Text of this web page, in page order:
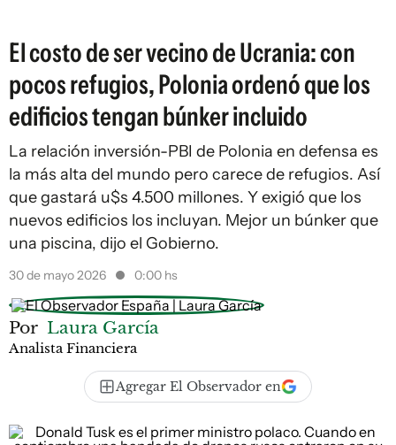
El costo de ser vecino de Ucrania: con
pocos refugios, Polonia ordenó que los
edificios tengan búnker incluido
La relación inversión-PBI de Polonia en defensa es
la más alta del mundo pero carece de refugios. Así
que gastará u$s 4.500 millones. Y exigió que los
nuevos edificios los incluyan. Mejor un búnker que
una piscina, dijo el Gobierno.
30 de mayo 2026 0:00 hs
Por Laura García
Analista Financiera
Agregar El Observador en